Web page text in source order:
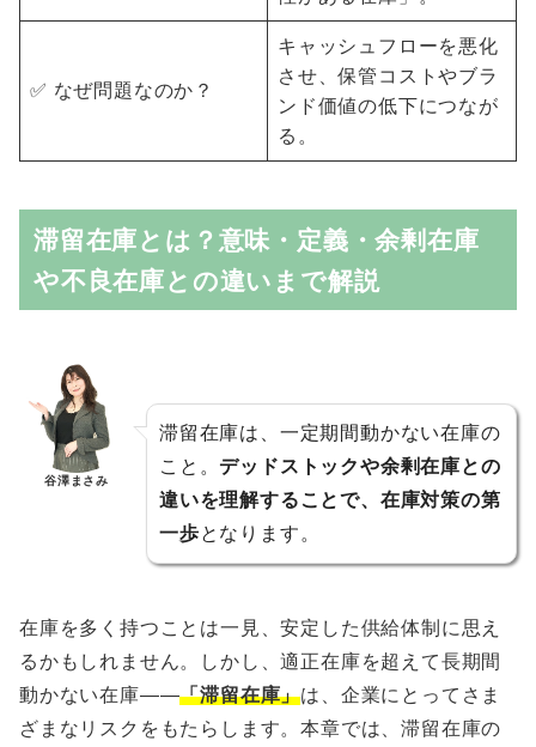
✅ なぜ問題なのか？
キャッシュフローを悪化
させ、保管コストやブラ
ンド価値の低下につなが
る。
滞留在庫とは？意味・定義・余剰在庫
や不良在庫との違いまで解説
谷澤まさみ
滞留在庫は、一定期間動かない在庫の
こと。 デッドストックや余剰在庫との
違いを理解することで、在庫対策の第
一歩となります。
在庫を多く持つことは一見、安定した供給体制に思え
るかもしれません。しかし、適正在庫を超えて長期間
動かない在庫――「滞留在庫」は、企業にとってさま
ざまなリスクをもたらします。本章では、滞留在庫の